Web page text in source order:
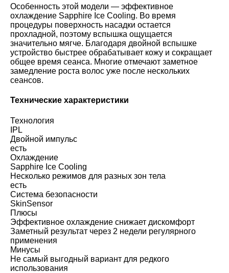
Особенность этой модели — эффективное
охлаждение Sapphire Ice Cooling. Во время
процедуры поверхность насадки остается
прохладной, поэтому вспышка ощущается
значительно мягче. Благодаря двойной вспышке
устройство быстрее обрабатывает кожу и сокращает
общее время сеанса. Многие отмечают заметное
замедление роста волос уже после нескольких
сеансов.
Технические характеристики
Технология
IPL
Двойной импульс
есть
Охлаждение
Sapphire Ice Cooling
Несколько режимов для разных зон тела
есть
Система безопасности
SkinSensor
Плюсы
Эффективное охлаждение снижает дискомфорт
Заметный результат через 2 недели регулярного
применения
Минусы
Не самый выгодный вариант для редкого
использования